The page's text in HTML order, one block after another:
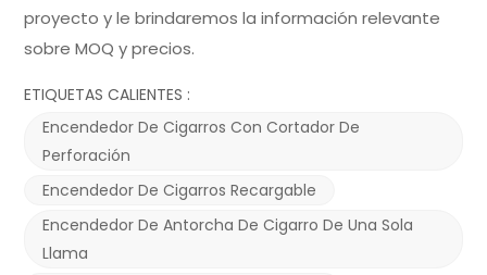
proyecto y le brindaremos la información relevante
sobre MOQ y precios.
ETIQUETAS CALIENTES :
Encendedor De Cigarros Con Cortador De
Perforación
Encendedor De Cigarros Recargable
Encendedor De Antorcha De Cigarro De Una Sola
Llama